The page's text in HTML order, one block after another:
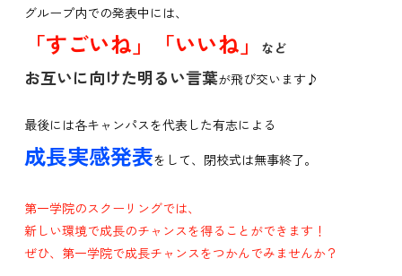
グループ内での発表中には、
「すごいね」「いいね」 など
お互いに向けた明るい言葉が飛び交います♪
最後には各キャンパスを代表した有志による
成長実感発表をして、閉校式は無事終了。
第一学院のスクーリングでは、
新しい環境で成長のチャンスを得ることができます！
ぜひ、第一学院で成長チャンスをつかんでみませんか？